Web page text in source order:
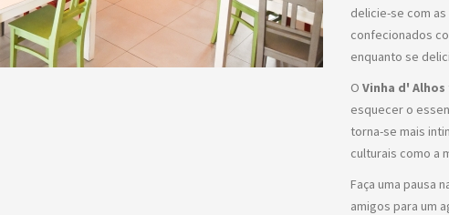
delicie-se com
confecionados
enquanto se
O Vinha d' Alhos
esquecer o
torna-se mais
culturais como a
Faça uma pausa
amigos para um